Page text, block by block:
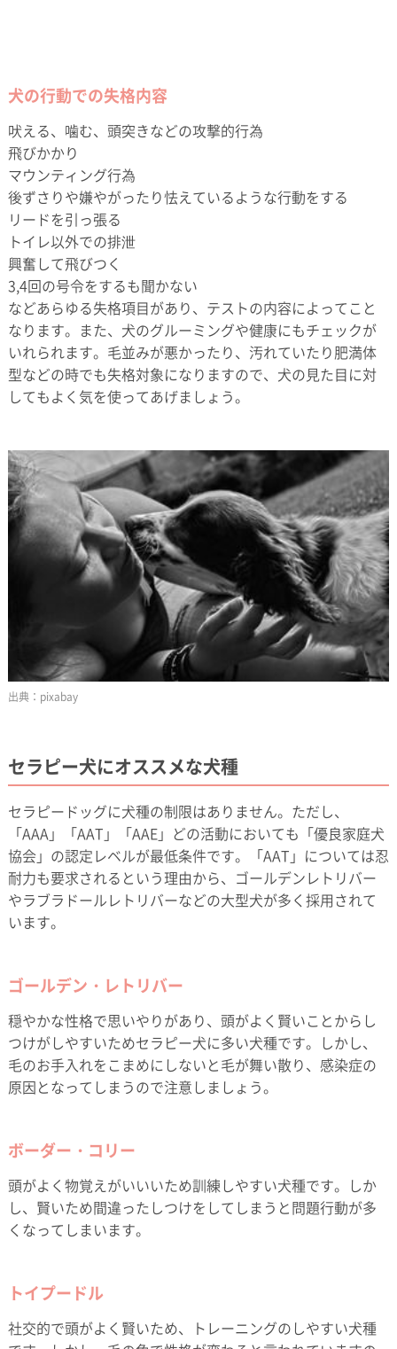
犬の行動での失格内容
吠える、噛む、頭突きなどの攻撃的行為
飛びかかり
マウンティング行為
後ずさりや嫌やがったり怯えているような行動をする
リードを引っ張る
トイレ以外での排泄
興奮して飛びつく
3,4回の号令をするも聞かない
などあらゆる失格項目があり、テストの内容によってこと
なります。また、犬のグルーミングや健康にもチェックが
いれられます。毛並みが悪かったり、汚れていたり肥満体
型などの時でも失格対象になりますので、犬の見た目に対
してもよく気を使ってあげましょう。
pixabay
セラピー犬にオススメな犬種
セラピードッグに犬種の制限はありません。ただし、
「AAA」「AAT」「AAE」どの活動においても「優良家庭犬
協会」の認定レベルが最低条件です。「AAT」については忍
耐力も要求されるという理由から、ゴールデンレトリバー
やラブラドールレトリバーなどの大型犬が多く採用されて
います。
ゴールデン・レトリバー
穏やかな性格で思いやりがあり、頭がよく賢いことからし
つけがしやすいためセラピー犬に多い犬種です。しかし、
毛のお手入れをこまめにしないと毛が舞い散り、感染症の
原因となってしまうので注意しましょう。
ボーダー・コリー
頭がよく物覚えがいいいため訓練しやすい犬種です。しか
し、賢いため間違ったしつけをしてしまうと問題行動が多
くなってしまいます。
トイプードル
社交的で頭がよく賢いため、トレーニングのしやすい犬種